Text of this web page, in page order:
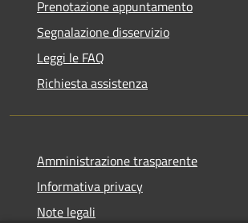
Prenotazione appuntamento
Segnalazione disservizio
Leggi le FAQ
Richiesta assistenza
Amministrazione trasparente
Informativa privacy
Note legali